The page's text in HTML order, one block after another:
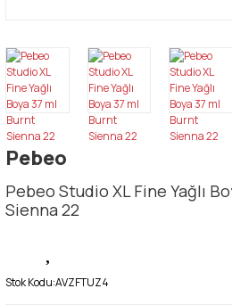
Pebeo
Pebeo Studio XL Fine Yağlı
Sienna 22
Stok Kodu:AVZFTUZ4